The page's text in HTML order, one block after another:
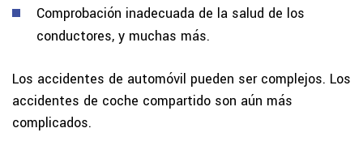
Comprobación inadecuada de la salud de los
conductores, y muchas más.
Los accidentes de automóvil pueden ser complejos. Los
accidentes de coche compartido son aún más
complicados.